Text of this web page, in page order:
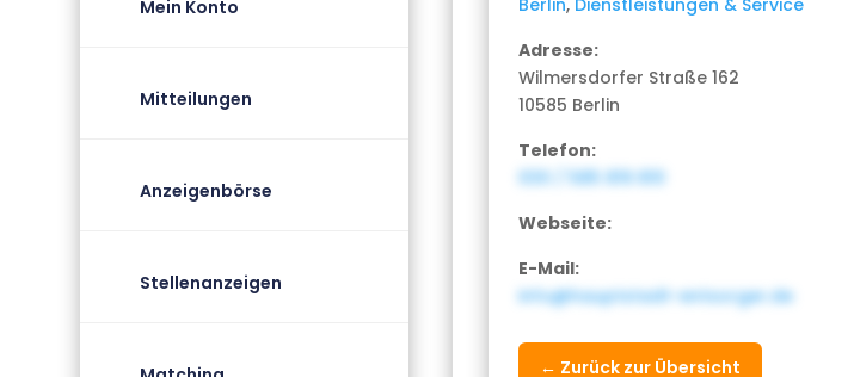
Mein Konto
Mitteilungen
Anzeigenbörse
Stellenanzeigen
Adresse:
Wilmersdorfer Straße 162
10585 Berlin
Telefon:
030 / 585 819 810
Webseite:
E-Mail:
info@hauptstadt-entsorger.de
← Zurück zur Übersicht